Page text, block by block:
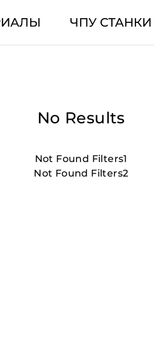
ЧПУ СТАНКИ
No Results
Not Found Filters1
Not Found Filters2